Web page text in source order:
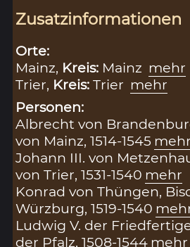
Zusatzinformationen
Orte:
Mainz, Kreis: Mainz mehr
Trier, Kreis:Trier mehr
Personen:
Albrecht von
von Mainz, 1514-1545 mehr
Johann III. von
von Trier, 1531-1540 mehr
Konrad von Thüngen,
Würzburg, 1519-1540
Ludwig V. der
der Pfalz, 1508-1544 mehr